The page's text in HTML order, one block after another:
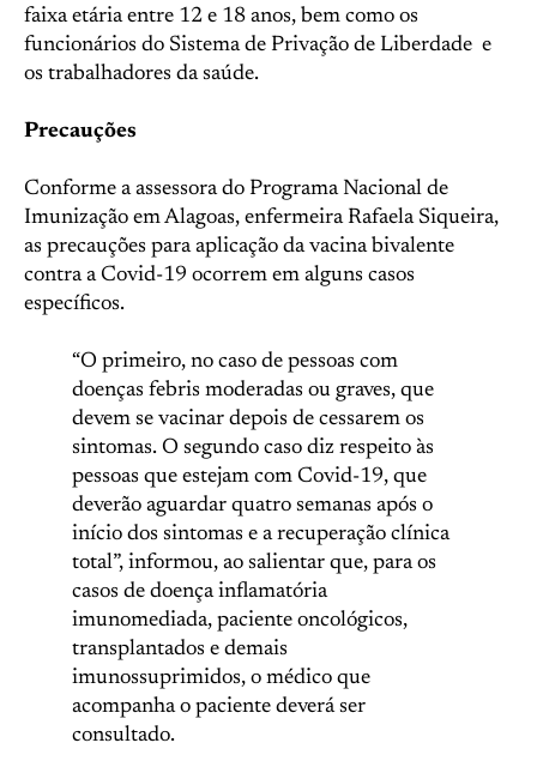
faixa etária entre 12 e 18 anos, bem como os
funcionários do Sistema de Privação de Liberdade e
os trabalhadores da saúde.
Precauções
Conforme a assessora do Programa Nacional de
Imunização em Alagoas, enfermeira Rafaela Siqueira,
as precauções para aplicação da vacina bivalente
contra a Covid-19 ocorrem em alguns casos
específicos.
“O primeiro, no caso de pessoas com
doenças febris moderadas ou graves, que
devem se vacinar depois de cessarem os
sintomas. O segundo caso diz respeito às
pessoas que estejam com Covid-19, que
deverão aguardar quatro semanas após o
início dos sintomas e a recuperação clínica
total”, informou, ao salientar que, para os
casos de doença inflamatória
imunomediada, paciente oncológicos,
transplantados e demais
imunossuprimidos, o médico que
acompanha o paciente deverá ser
consultado.